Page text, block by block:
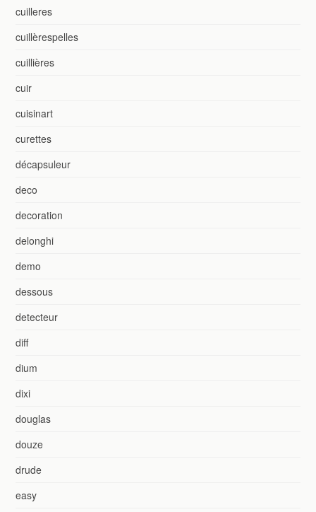
cuilleres
cuillèrespelles
cuillières
cuir
cuisinart
curettes
décapsuleur
deco
decoration
delonghi
demo
dessous
detecteur
diff
dium
dixi
douglas
douze
drude
easy